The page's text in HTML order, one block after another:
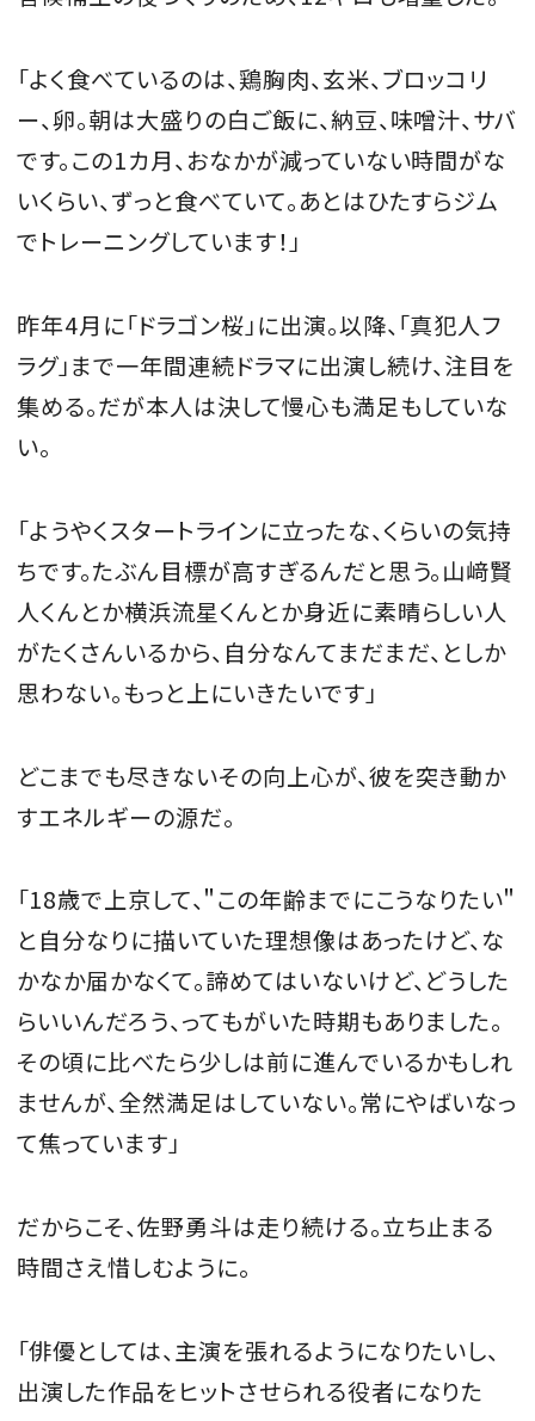
「よく食べているのは、鶏胸肉、玄米、ブロッコリ
ー、卵。朝は大盛りの白ご飯に、納豆、味噌汁、サバ
です。この1カ月、おなかが減っていない時間がな
いくらい、ずっと食べていて。あとはひたすらジム
でトレーニングしています！」
昨年4月に「ドラゴン桜」に出演。以降、「真犯人フ
ラグ」まで一年間連続ドラマに出演し続け、注目を
集める。だが本人は決して慢心も満足もしていな
い。
「ようやくスタートラインに立ったな、くらいの気持
ちです。たぶん目標が高すぎるんだと思う。山﨑賢
人くんとか横浜流星くんとか身近に素晴らしい人
がたくさんいるから、自分なんてまだまだ、としか
思わない。もっと上にいきたいです」
どこまでも尽きないその向上心が、彼を突き動か
すエネルギーの源だ。
「18歳で上京して、＂この年齢までにこうなりたい＂
と自分なりに描いていた理想像はあったけど、な
かなか届かなくて。諦めてはいないけど、どうした
らいいんだろう、ってもがいた時期もありました。
その頃に比べたら少しは前に進んでいるかもしれ
ませんが、全然満足はしていない。常にやばいなっ
て焦っています」
だからこそ、佐野勇斗は走り続ける。立ち止まる
時間さえ惜しむように。
「俳優としては、主演を張れるようになりたいし、
出演した作品をヒットさせられる役者になりた